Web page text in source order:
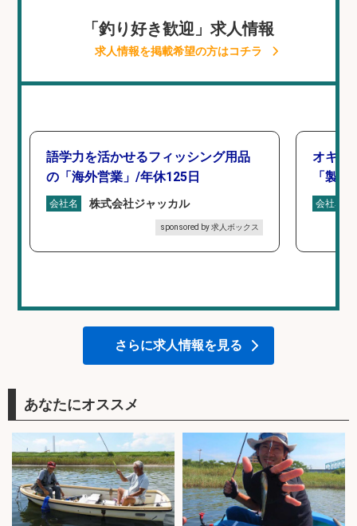
「釣り好き歓迎」求人情報
求人情報を掲載希望の方はコチラ
語学力を活かせるフィッシング用品
の「海外営業」/年休125日
会社名 株式会社ジャッカル
sponsored by 求人ボックス
オキア
「製
会社名
さらに求人情報を見る
あなたにオススメ